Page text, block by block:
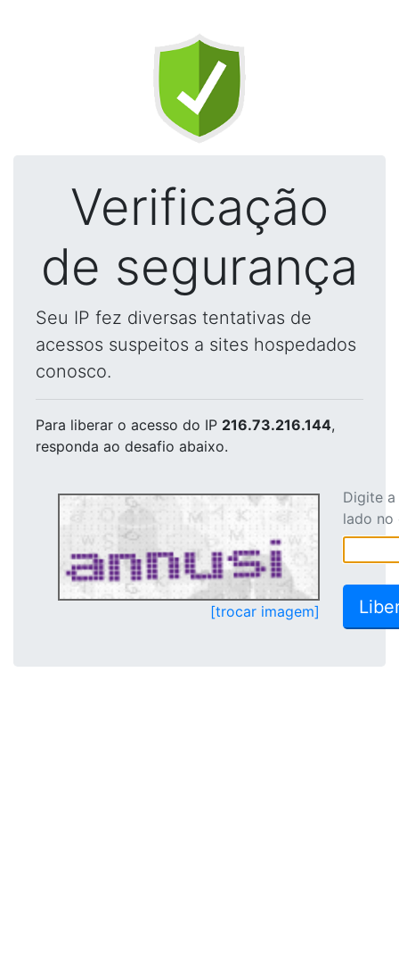
Verificação
de segurança
Seu IP fez diversas tentativas de
acessos suspeitos a sites hospedados
conosco.
Para liberar o acesso do IP 216.73.216.144,
responda ao desafio abaixo.
[trocar imagem]
Digite
lado no